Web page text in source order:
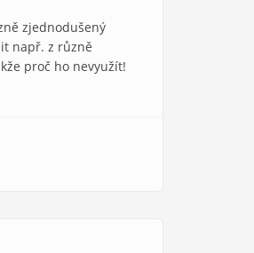
zjednodušený
např. z různě
proč ho nevyužít!